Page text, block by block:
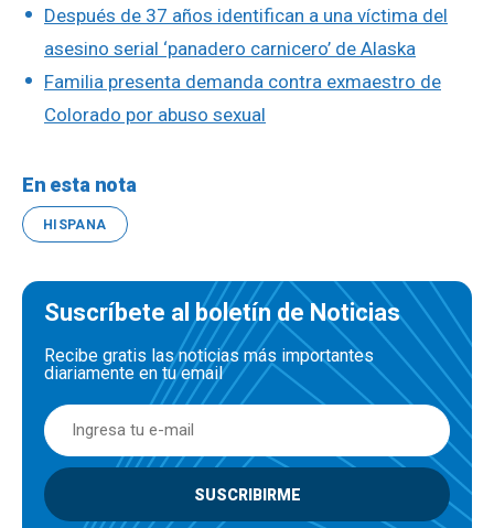
Después de 37 años identifican a una víctima del
asesino serial ‘panadero carnicero’ de Alaska
Familia presenta demanda contra exmaestro de
Colorado por abuso sexual
En esta nota
HISPANA
Suscríbete al boletín de Noticias
Recibe gratis las noticias más importantes
diariamente en tu email
SUSCRIBIRME